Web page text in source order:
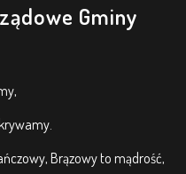
Gminy
Brązowy to mądrość,